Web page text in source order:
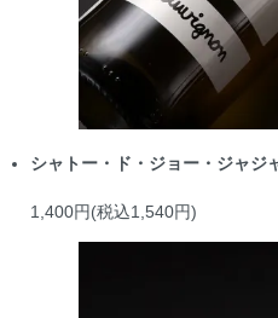
シャトー・ド・ジョー・ジャジ
1,400円(税込1,540円)